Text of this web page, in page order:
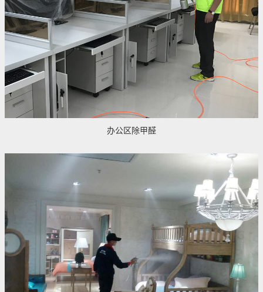
办公区除甲醛